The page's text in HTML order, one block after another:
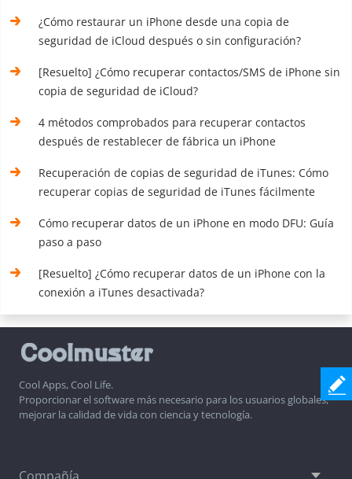
¿Cómo restaurar un iPhone desde una copia de
seguridad de iCloud después o sin configuración?
[Resuelto] ¿Cómo recuperar contactos/SMS de iPhone sin
copia de seguridad de iCloud?
4 métodos comprobados para recuperar contactos
después de restablecer de fábrica un iPhone
Recuperación de copias de seguridad de iTunes: Cómo
recuperar copias de seguridad de iTunes fácilmente
Cómo recuperar datos de un iPhone en modo DFU: Guía
paso a paso
[Resuelto] ¿Cómo recuperar datos de un iPhone con la
conexión a iTunes desactivada?
Cool Apps, Cool Life.
Proporcionar el software más necesario para los usuarios globales,
mejorar la calidad de vida con ciencia y tecnología.
Compañía